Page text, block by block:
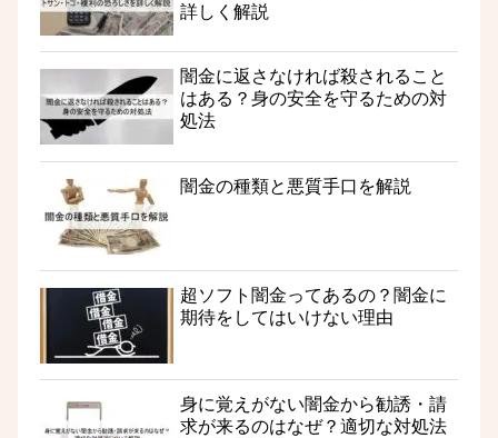
詳しく解説
闇金に返さなければ殺されること
はある？身の安全を守るための対
処法
闇金の種類と悪質手口を解説
超ソフト闇金ってあるの？闇金に
期待をしてはいけない理由
身に覚えがない闇金から勧誘・請
求が来るのはなぜ？適切な対処法